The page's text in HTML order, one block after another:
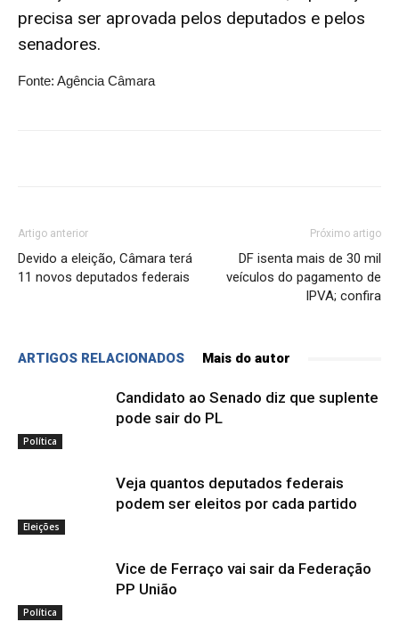
precisa ser aprovada pelos deputados e pelos
senadores.
Fonte: Agência Câmara
Artigo anterior
Devido a eleição, Câmara terá
11 novos deputados federais
Próximo artigo
DF isenta mais de 30 mil
veículos do pagamento de
IPVA; confira
ARTIGOS RELACIONADOS Mais do autor
Política
Candidato ao Senado diz que suplente
pode sair do PL
Eleições
Veja quantos deputados federais
podem ser eleitos por cada partido
Política
Vice de Ferraço vai sair da Federação
PP União